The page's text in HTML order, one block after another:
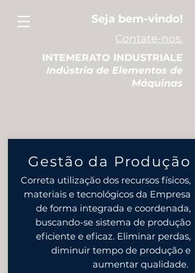
Seja bem-vindo!
Contate-nos.
INTEMERATO INDUSTRIALE
Indústria de Elementos de
Máquinas
Correta utilização dos recursos físicos,
materiais e tecnológicos da Empresa
de forma integrada e coordenada,
buscando-se sistema de produção
eficiente e eficaz. Eliminar perdas,
diminuir tempo de produção e
aumentar qualidade.
Gestão da Produção